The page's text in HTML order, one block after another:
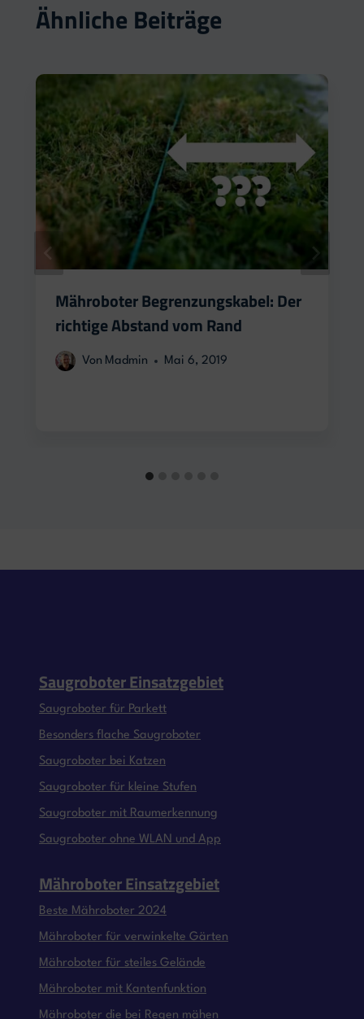
Ähnliche Beiträge
Mähroboter Begrenzungskabel: Der
richtige Abstand vom Rand
Von Madmin Mai 6, 2019
Saugroboter Einsatzgebiet
Saugroboter für Parkett
Besonders flache Saugroboter
Saugroboter bei Katzen
Saugroboter für kleine Stufen
Saugroboter mit Raumerkennung
Saugroboter ohne WLAN und App
Mähroboter Einsatzgebiet
Beste Mähroboter 2024
Mähroboter für verwinkelte Gärten
Mähroboter für steiles Gelände
Mähroboter mit Kantenfunktion
Mähroboter die bei Regen mähen